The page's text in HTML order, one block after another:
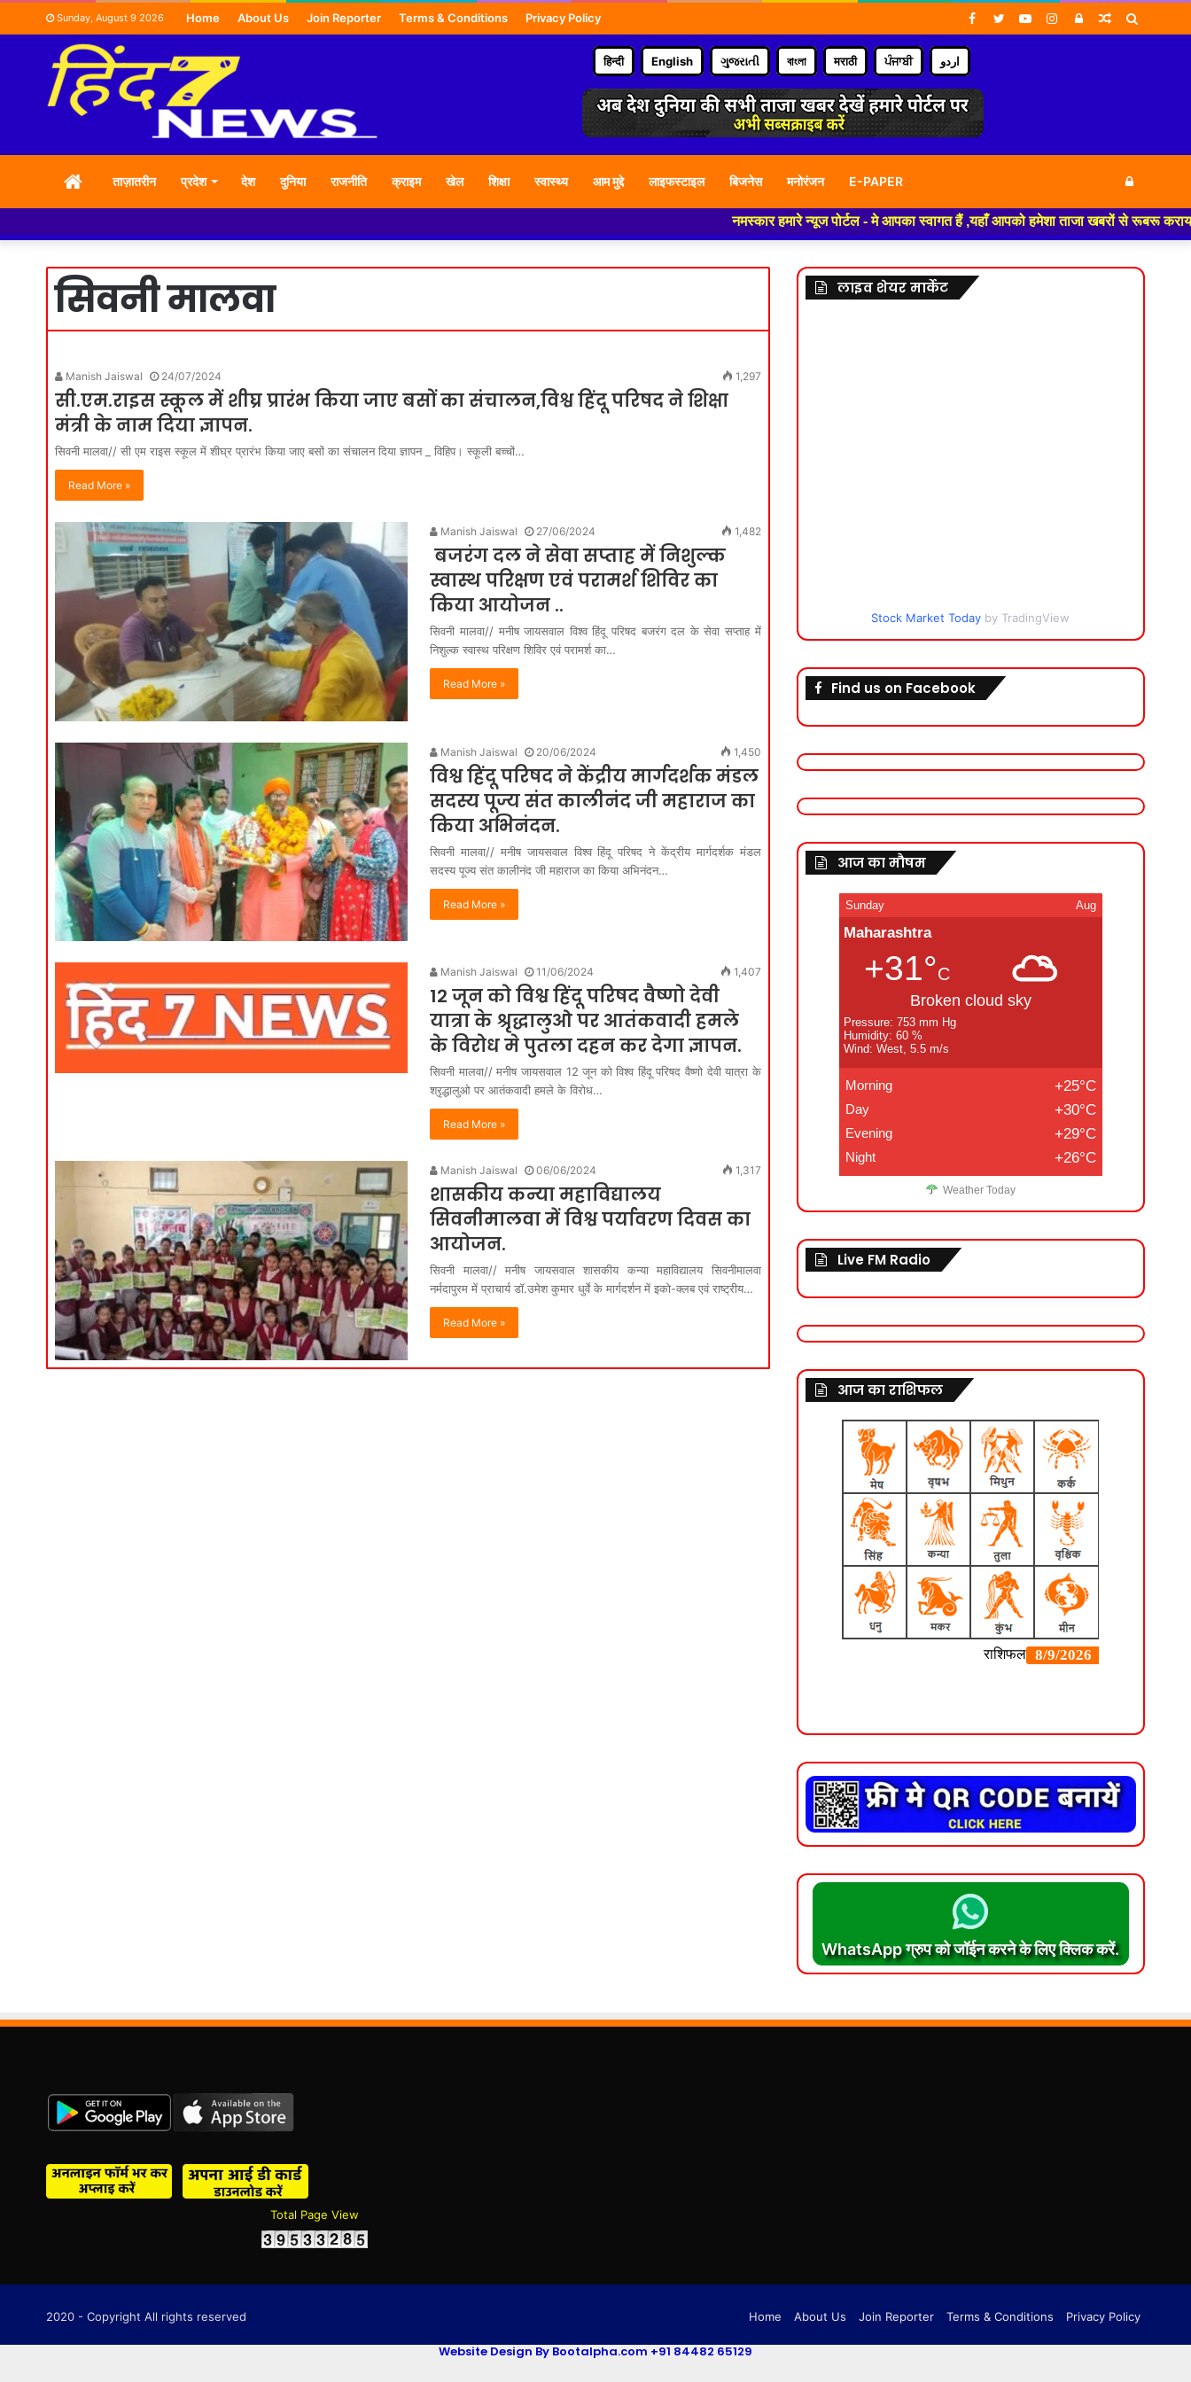
Sunday, August 9 2026 Home About Us Join Reporter Terms & Conditions Privacy Policy Random
Log
Instagram
YouTube
Twitter
Facebook
हिन्दी English ગુજરાતી বাংলা मराठी ਪੰਜਾਬੀ اردو
HOMEताज़ातरीन प्रदेश देश दुनिया राजनीति क्राइम खेल शिक्षा स्वास्थ्य आम मुद्दे लाइफस्टाइल बिजनेस मनोरंजन E-PAPER Log
In
नमस्कार हमारे न्यूज पोर्टल - मे आपका स्वागत हैं ,यहाँ आपको हमेशा ताजा खबरों से रूबरू कराया
सिवनी मालवा
Manish Jaiswal 24/07/2024 1,297
सी.एम.राइस स्कूल में शीघ्र प्रारंभ किया जाए बसों का संचालन,विश्व हिंदू परिषद ने शिक्षा
मंत्री के नाम दिया ज्ञापन.
सिवनी मालवा// सी एम राइस स्कूल में शीघ्र प्रारंभ किया जाए बसों का संचालन दिया ज्ञापन _ विहिप। स्कूली बच्चों…
Read More »
Manish Jaiswal 27/06/2024 1,482
बजरंग दल ने सेवा सप्ताह में निशुल्क
स्वास्थ परिक्षण एवं परामर्श शिविर का
किया आयोजन ..
सिवनी मालवा// मनीष जायसवाल विश्व हिंदू परिषद बजरंग दल के सेवा सप्ताह में
निशुल्क स्वास्थ परिक्षण शिविर एवं परामर्श का…
Read More »
Manish Jaiswal 20/06/2024 1,450
विश्व हिंदू परिषद ने केंद्रीय मार्गदर्शक मंडल
सदस्य पूज्य संत कालीनंद जी महाराज का
किया अभिनंदन.
सिवनी मालवा// मनीष जायसवाल विश्व हिंदू परिषद ने केंद्रीय मार्गदर्शक मंडल
सदस्य पूज्य संत कालीनंद जी महाराज का किया अभिनंदन…
Read More »
Manish Jaiswal 11/06/2024 1,407
12 जून को विश्व हिंदू परिषद वैष्णो देवी
यात्रा के श्रृद्धालुओ पर आतंकवादी हमले
के विरोध मे पुतला दहन कर देगा ज्ञापन.
सिवनी मालवा// मनीष जायसवाल 12 जून को विश्व हिंदू परिषद वैष्णो देवी यात्रा के
श्रृद्धालुओ पर आतंकवादी हमले के विरोध…
Read More »
Manish Jaiswal 06/06/2024 1,317
शासकीय कन्या महाविद्यालय
सिवनीमालवा में विश्व पर्यावरण दिवस का
आयोजन.
सिवनी मालवा// मनीष जायसवाल शासकीय कन्या महाविद्यालय सिवनीमालवा
नर्मदापुरम में प्राचार्य डॉ.उमेश कुमार धुर्वे के मार्गदर्शन में इको-क्लब एवं राष्ट्रीय…
Read More »
लाइव शेयर मार्केट
Stock Market Today by TradingView
Find us on Facebook
आज का मौषम
Sunday Aug
Maharashtra
+31°C
Broken cloud sky
Pressure: 753 mm Hg
Humidity: 60 %
Wind: West, 5.5 m/s
Morning +25°C
Day +30°C
Evening +29°C
Night +26°C
Weather Today
Live FM Radio
आज का राशिफल
WhatsApp ग्रुप को जॉईन करने के लिए क्लिक करें.
Total Page View
2020 - Copyright All rights reserved Home About Us Join Reporter Terms & Conditions Privacy Policy
Website Design By Bootalpha.com +91 84482 65129